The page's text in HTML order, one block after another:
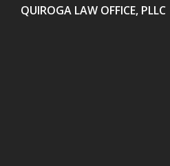
QUIROGA LAW OFFICE, PLLC